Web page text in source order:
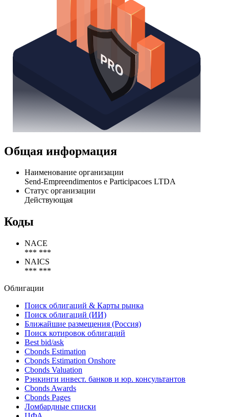
Общая информация
Наименование организации
Send-Empreendimentos e Participacoes LTDA
Статус организации
Действующая
Коды
NACE
*** ***
NAICS
*** ***
Облигации
Поиск облигаций & Карты рынка
Поиск облигаций (ИИ)
Ближайшие размещения (Россия)
Поиск котировок облигаций
Best bid/ask
Cbonds Estimation
Cbonds Estimation Onshore
Cbonds Valuation
Рэнкинги инвест. банков и юр. консультантов
Cbonds Awards
Cbonds Pages
Ломбардные списки